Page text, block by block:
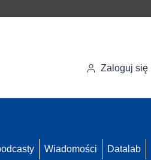
Zaloguj się
Wiadomości Datalab